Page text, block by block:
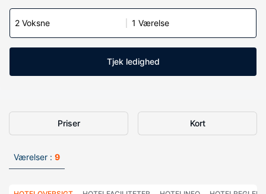
2 Voksne 1 Værelse
Tjek ledighed
Priser Kort
Værelser : 9